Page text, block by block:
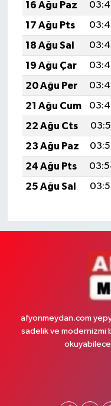
16 Ağu Paz
17 Ağu Pts
18 Ağu Sal
19 Ağu Çar
20 Ağu Per
21 Ağu Cum
22 Ağu Cts
23 Ağu Paz
24 Ağu Pts
25 Ağu Sal
afyonmeydan.com
sadelik ve modernizmi